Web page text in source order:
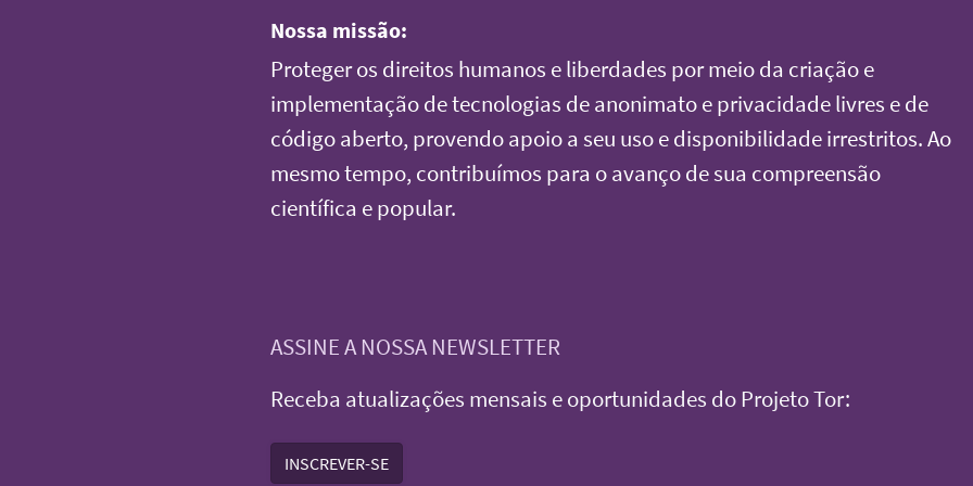
Nossa missão:
Proteger os direitos humanos e liberdades por meio da criação e
implementação de tecnologias de anonimato e privacidade livres e de
código aberto, provendo apoio a seu uso e disponibilidade irrestritos. Ao
mesmo tempo, contribuímos para o avanço de sua compreensão
científica e popular.
ASSINE A NOSSA NEWSLETTER
Receba atualizações mensais e oportunidades do Projeto Tor:
INSCREVER-SE